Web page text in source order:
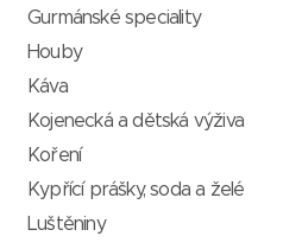
Gurmánské speciality
Houby
Káva
Kojenecká a dětská výživa
Koření
Kypřící prášky, soda a želé
Luštěniny